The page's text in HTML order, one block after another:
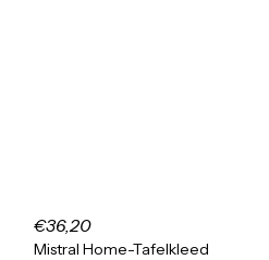
€36,20
Mistral Home-Tafelkleed